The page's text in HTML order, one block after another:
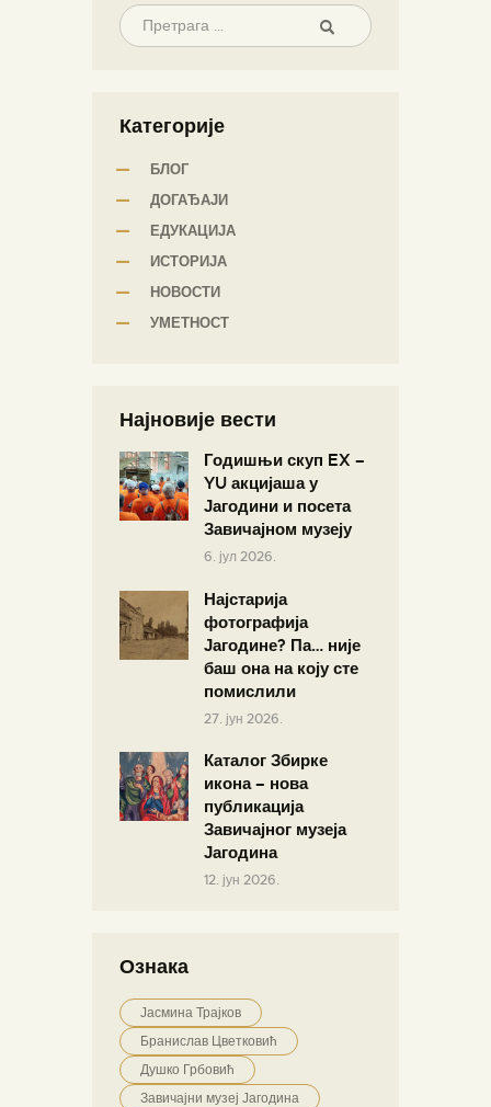
Категорије
БЛОГ
ДОГАЂАЈИ
ЕДУКАЦИЈА
ИСТОРИЈА
НОВОСТИ
УМЕТНОСТ
Најновије вести
Годишњи скуп EX –
YU акцијаша у
Јагодини и посета
Завичајном музеју
6. јул 2026.
Најстарија
фотографија
Јагодине? Па… није
баш она на коју сте
помислили
27. јун 2026.
Каталог Збирке
икона – нова
публикација
Завичајног музеја
Јагодина
12. јун 2026.
Ознака
Јасмина Трајков
Бранислав Цветковић
Душко Грбовић
Завичајни музеј Јагодина